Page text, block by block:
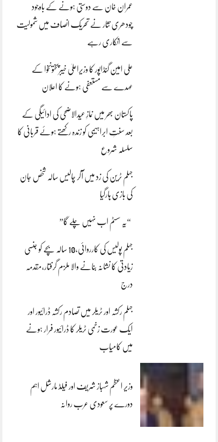
عمران خان سے دوستی ہونے کے باوجود
چودھری نثار نے تحریک انصاف میں شمولیت
سے انکاری رہے
علی امین گنڈاپور کا وزیراعلیٰ خیبرپختونخوا کے
عہدے سے مستعفی ہونے کا اعلان
پاکستان بھر میں نمازِ عیدالاضحی کی ادائیگی کے
بعد سنتِ ابراہیمی کو زندہ رکھتے ہوئے قربانی کا
سلسلہ شروع
جہلم ٹرین کی زد میں آکر چالیس سالہ شخص جان
کی بازی ہارگیا
“یہ سسٹم اب نہیں چلے گا”
جہلم پولیس کی کارروائی،10 سالہ بچے کو جنسی
زیادتی کا نشانہ بنانے والا ملزم گرفتار،مقدمہ
درج
جہلم رکشہ اور ٹریلر میں تصادم رکشہ ڈرائیور اور
ایک عورت زخمی ٹریلر کا ڈرائیور فرار ہونے
میں کامیاب
وزیر اعظم شہباز شریف اور فیلڈ مارشل اہم
دورے پر سعودی عرب روانہ